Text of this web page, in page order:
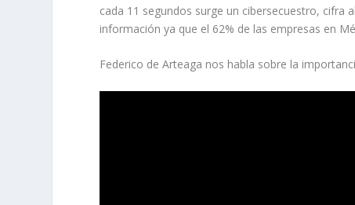
cada 11 segundos surge un cibersecuestro,
información ya que el 62% de las empresas en
Federico de Arteaga nos habla sobre la